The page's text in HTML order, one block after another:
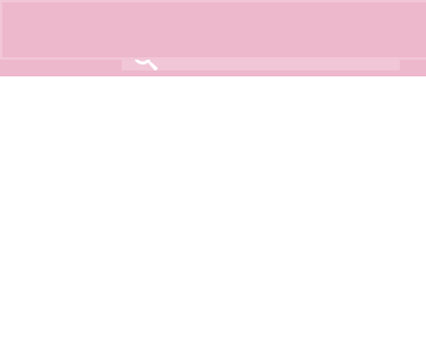
Rechercher :